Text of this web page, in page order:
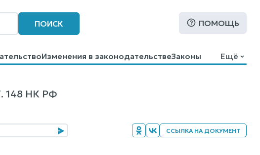
ПОИСК ПОМОЩЬ
Изменения в законодательствеЗаконы
Ещё
148 НК РФ
ССЫЛКА НА ДОКУМЕНТ